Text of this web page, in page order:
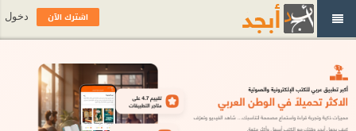
اشترك الآن دخول